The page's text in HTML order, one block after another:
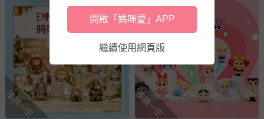
預購商品：預購為海外同步代購，遇缺貨即會通知媽咪並協
助取消退款事宜。
商品如因「價格、組合」等錯誤原因，導致無法安排出貨，
會主動以簡訊及mail通知訂單取消事宜，並將提供適當補
償。
搶購一空 搶購一空
開啟「媽咪愛」APP
繼續使用網頁版